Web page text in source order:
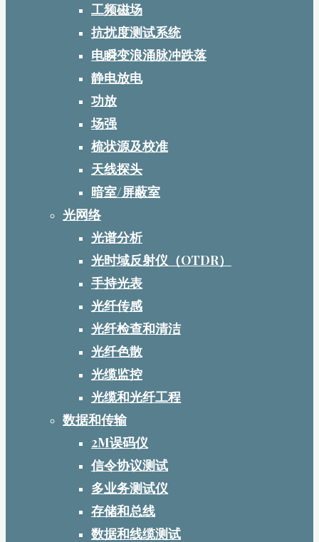
工频磁场
抗扰度测试系统
电瞬变浪涌脉冲跌落
静电放电
功放
场强
梳状源及校准
天线探头
暗室/屏蔽室
光网络
光谱分析
光时域反射仪（OTDR）
手持光表
光纤传感
光纤检查和清洁
光纤色散
光缆监控
光缆和光纤工程
数据和传输
2M误码仪
信令协议测试
多业务测试仪
存储和总线
数据和线缆测试